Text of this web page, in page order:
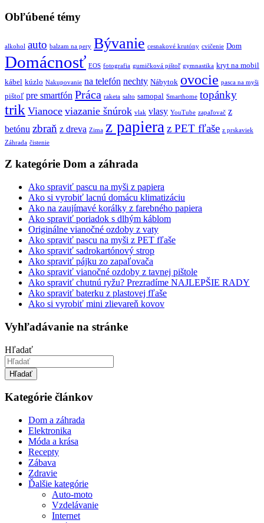
Obľúbené témy
alkohol auto balzam na pery Bývanie cesnakové krutóny cvičenie Dom
Domácnosť EOS fotografia gumičková pištoľ gymnastika kryt na mobil
kábel kúzlo Nakupovanie na telefón nechty Nábytok ovocie pasca na myši
pištoľ pre smartfón Práca raketa salto samopal Smarthome topánky
trik Vianoce viazanie šnúrok vlak vlasy YouTube zapaľovač z
betónu zbraň z dreva Zima z papiera z PET fľaše z prskaviek
Záhrada čistenie
Z kategórie Dom a záhrada
Ako spraviť pascu na myši z papiera
Ako si vyrobiť lacnú domácu klimatizáciu
Ako na zaujímavé korálky z farebného papiera
Ako spraviť poriadok s dlhým káblom
Originálne vianočné ozdoby z vaty
Ako spraviť pascu na myši z PET fľaše
Ako spraviť sadrokartónový strop
Ako spraviť pájku zo zapaľovača
Ako spraviť vianočné ozdoby z tavnej pištole
Ako spraviť chutnú ryžu? Prezradíme NAJLEPŠIE RADY
Ako spraviť baterku z plastovej fľaše
Ako si vyrobiť mini zlievareň kovov
Vyhľadávanie na stránke
Hľadať
Hľadať
Kategórie článkov
Dom a záhrada
Elektronika
Móda a krása
Recepty
Zábava
Zdravie
Ďalšie kategórie
Auto-moto
Vzdelávanie
Internet